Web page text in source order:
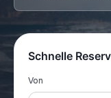
Schnelle
Von